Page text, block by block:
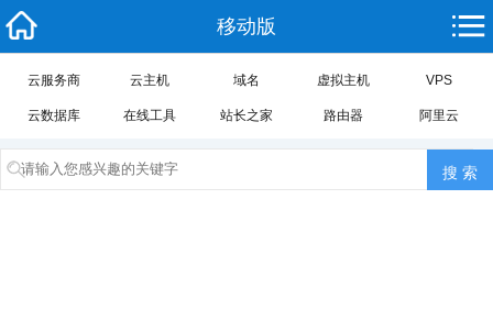
移动版
云服务商 云主机 域名 虚拟主机 VPS
云数据库 在线工具 站长之家 路由器 阿里云